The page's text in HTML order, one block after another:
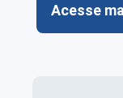
Acesse